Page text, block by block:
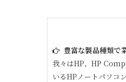
豊富な製品種類で
我々はHP、HP
いるHPノートパソコ